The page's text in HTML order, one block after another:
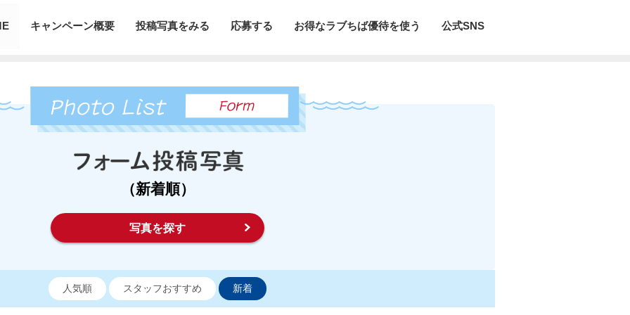
キャンペーン概要 投稿写真をみる 応募する お得なラブちば優待を使う 公式SNS
（新着順）
写真を探す
人気順 スタッフおすすめ 新着